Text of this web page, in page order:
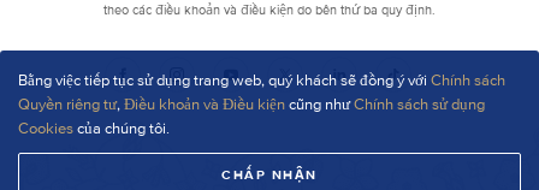
Bằng việc tiếp tục sử dụng trang web, quý khách sẽ đồng ý với Chính sách
Quyền riêng tư,Điều khoản và Điều kiệncũng nhưChính sách sử dụng
Cookiescủa chúng tôi.
CHẤP NHẬN